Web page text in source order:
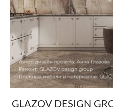
GLAZOV DESIGN